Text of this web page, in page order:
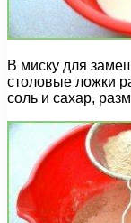
В миску для
столовые ложки
соль и сахар,